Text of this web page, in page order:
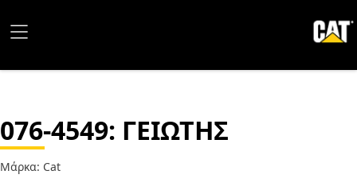
076-4549: ΓΕΙΩΤΗΣ
Μάρκα: Cat